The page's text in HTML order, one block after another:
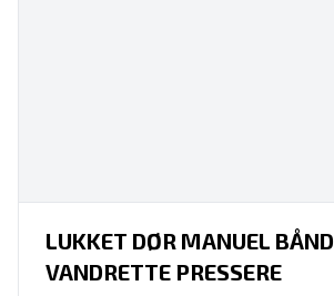
LUKKET DØR MANUEL BÅND
VANDRETTE PRESSERE